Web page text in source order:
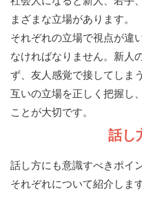
まざまな立場があります。
それぞれの立場で視点が違
なければなりません。新人
ず、友人感覚で接してしま
互いの立場を正しく把握し
ことが大切です。
話し
話し方にも意識すべきポイ
それぞれについて紹介します